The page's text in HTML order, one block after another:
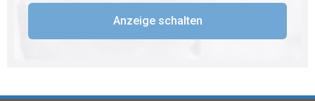
Anzeige schalten